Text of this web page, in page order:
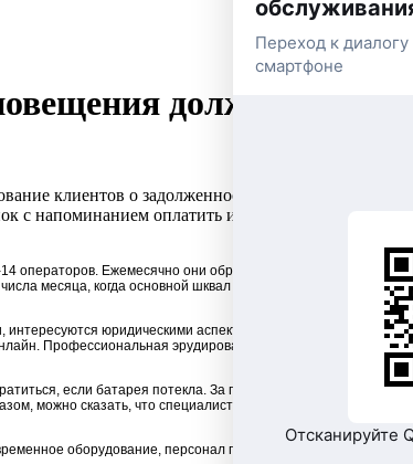
должников
клиентов о задолженности за электроэнергию.
с напоминанием оплатить имеющуюся
операторов. Ежемесячно они обрабатывают около 25 тыс.
месяца, когда основной шквал звонков — вопросы сверки
юридическими аспектами, касающимися
Профессиональная эрудированность,
если батарея потекла. За годы работы операторы уже
можно сказать, что специалист
-центра — это еще и
оборудование, персонал повышает квалификацию на
Переход к
смартфоне
Отсканируйте